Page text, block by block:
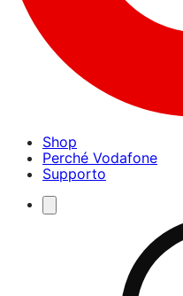
Shop
Perché Vodafone
Supporto